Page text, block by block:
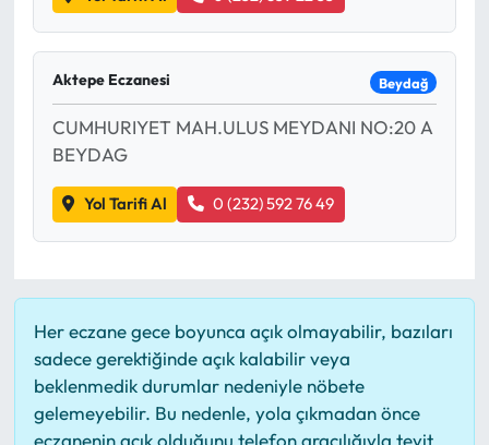
Aktepe Eczanesi Beydağ
CUMHURIYET MAH.ULUS MEYDANI NO:20 A
BEYDAG
Yol Tarifi Al 0 (232) 592 76 49
Her eczane gece boyunca açık olmayabilir, bazıları
sadece gerektiğinde açık kalabilir veya
beklenmedik durumlar nedeniyle nöbete
gelemeyebilir. Bu nedenle, yola çıkmadan önce
eczanenin açık olduğunu telefon aracılığıyla teyit